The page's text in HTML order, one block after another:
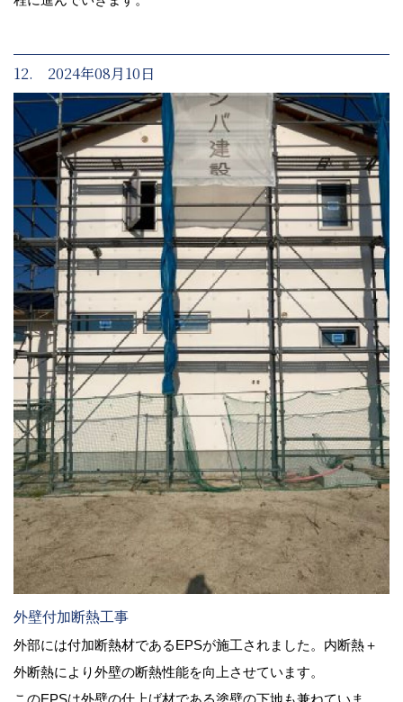
12. 2024年08月10日
外壁付加断熱工事
外部には付加断熱材であるEPSが施工されました。内断熱＋
外断熱により外壁の断熱性能を向上させています。
このEPSは外壁の仕上げ材である塗壁の下地も兼ねていま